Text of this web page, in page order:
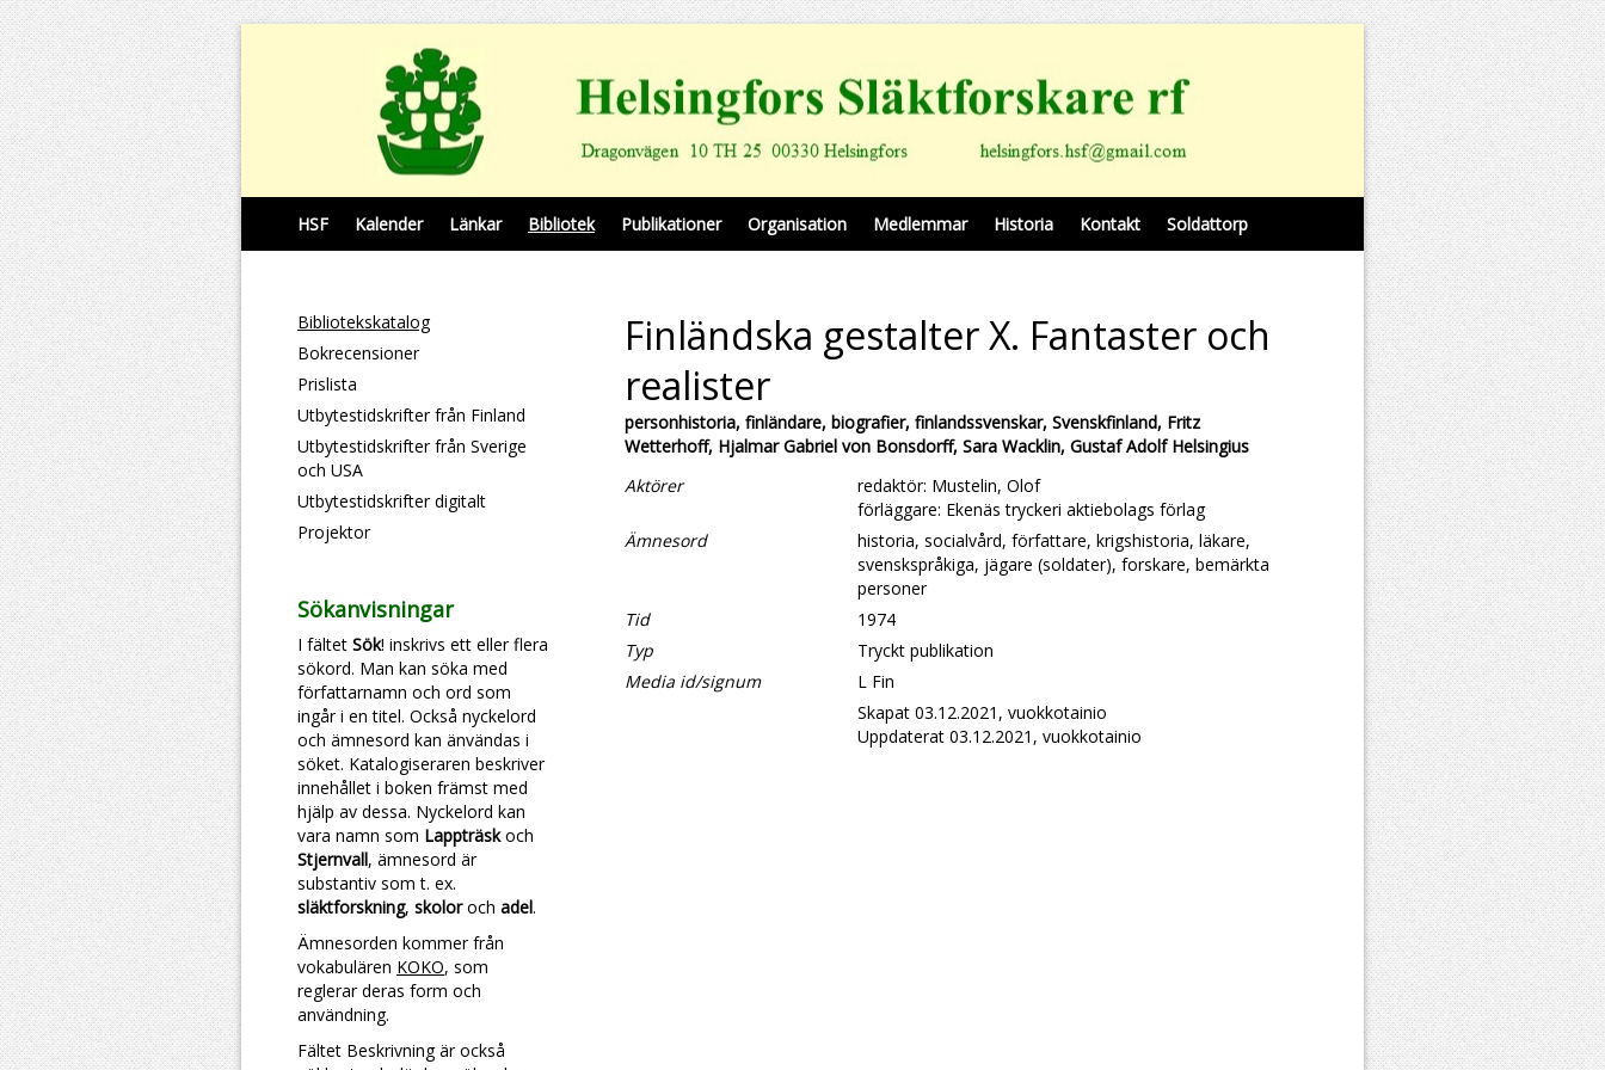
HSF Kalender Länkar Bibliotek Publikationer Organisation Medlemmar Historia Kontakt Soldattorp
Bibliotekskatalog
Bokrecensioner
Prislista
Utbytestidskrifter från Finland
Utbytestidskrifter från Sverige
och USA
Utbytestidskrifter digitalt
Projektor
Sökanvisningar
I fältet Sök! inskrivs ett eller flera
sökord. Man kan söka med
författarnamn och ord som
ingår i en titel. Också nyckelord
och ämnesord kan änvändas i
söket. Katalogiseraren beskriver
innehållet i boken främst med
hjälp av dessa. Nyckelord kan
vara namn som Lappträskoch
Stjernvall, ämnesord är
substantiv som t. ex.
släktforskning, skoloroch adel.
Ämnesorden kommer från
vokabulären KOKO, som
reglerar deras form och
användning.
Fältet Beskrivning är också
Finländska gestalter X. Fantaster och
realister
personhistoria, finländare, biografier, finlandssvenskar, Svenskfinland, Fritz
Wetterhoff, Hjalmar Gabriel von Bonsdorff, Sara Wacklin, Gustaf Adolf Helsingius
Aktörer
redaktör: Mustelin, Olof
förläggare: Ekenäs tryckeri aktiebolags förlag
Ämnesord
historia, socialvård, författare, krigshistoria, läkare,
svenskspråkiga, jägare (soldater), forskare, bemärkta
personer
Tid
1974
Typ
Tryckt publikation
Media id/signum
L Fin
Skapat 03.12.2021, vuokkotainio
Uppdaterat 03.12.2021, vuokkotainio